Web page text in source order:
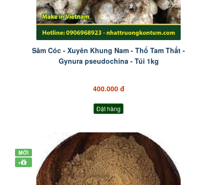
Sâm Cóc - Xuyên Khung Nam - Thổ Tam Thất -
Gynura pseudochina - Túi 1kg
400.000 đ
Đặt hàng
MỚI
+